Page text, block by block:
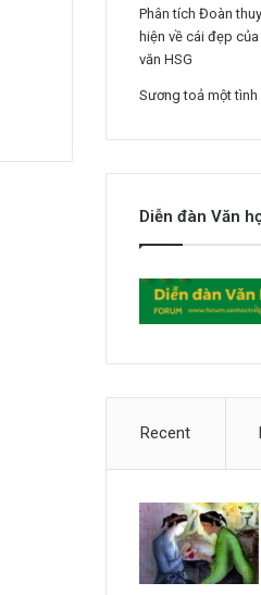
Phân tích Đoàn
hiện về cái đẹp
văn HSG
Sương toả một tình
Diễn đàn Văn
Recent